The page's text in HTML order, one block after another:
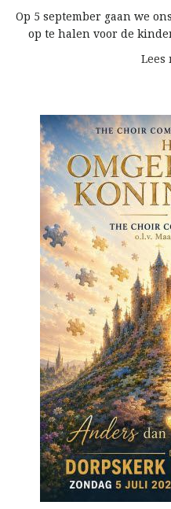
Op 5 september gaan we
op te halen voor de
Lees